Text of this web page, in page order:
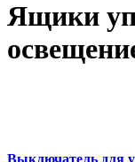
Ящики
Выключатель для